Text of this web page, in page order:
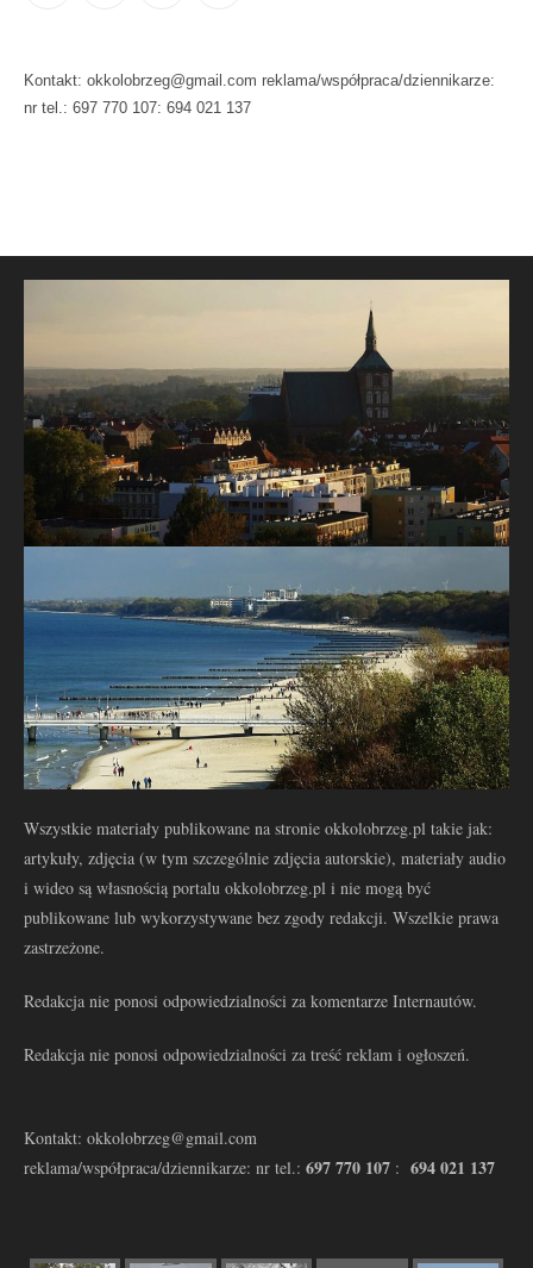
Kontakt: okkolobrzeg@gmail.com reklama/współpraca/dziennikarze:
nr tel.: 697 770 107: 694 021 137
Wszystkie materiały publikowane na stronie okkolobrzeg.pl takie jak:
artykuły, zdjęcia (w tym szczególnie zdjęcia autorskie), materiały audio
i wideo są własnością portalu okkolobrzeg.pl i nie mogą być
publikowane lub wykorzystywane bez zgody redakcji. Wszelkie prawa
zastrzeżone.
Redakcja nie ponosi odpowiedzialności za komentarze Internautów.
Redakcja nie ponosi odpowiedzialności za treść reklam i ogłoszeń.
Kontakt: okkolobrzeg@gmail.com
reklama/współpraca/dziennikarze: nr tel.: 697 770 107 : 694 021 137